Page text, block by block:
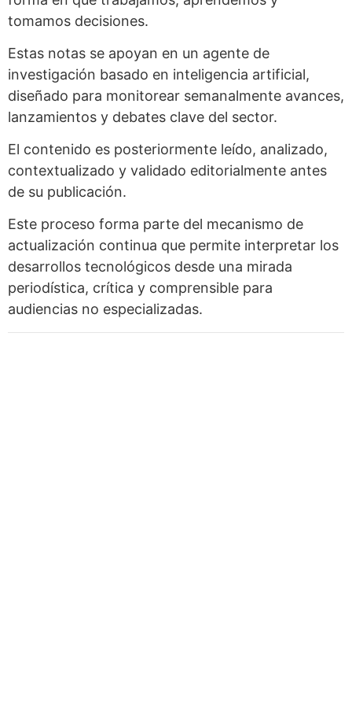
tomamos decisiones.
Estas notas se apoyan en un agente de
investigación basado en inteligencia artificial,
diseñado para monitorear semanalmente avances,
lanzamientos y debates clave del sector.
El contenido es posteriormente leído, analizado,
contextualizado y validado editorialmente antes
de su publicación.
Este proceso forma parte del mecanismo de
actualización continua que permite interpretar los
desarrollos tecnológicos desde una mirada
periodística, crítica y comprensible para
audiencias no especializadas.